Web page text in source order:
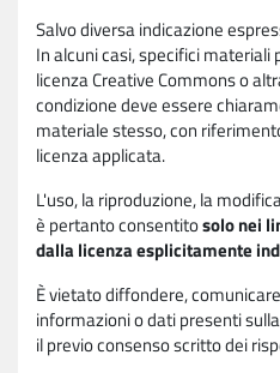
Salvo diversa indicazione
In alcuni casi, specifici materiali
licenza Creative Commons o
condizione deve essere
materiale stesso, con
licenza applicata.
L'uso, la riproduzione, la
è pertanto consentitosolo nei
dalla licenza esplicitamente
È vietato diffondere,
informazioni o dati presenti
il previo consenso scritto dei